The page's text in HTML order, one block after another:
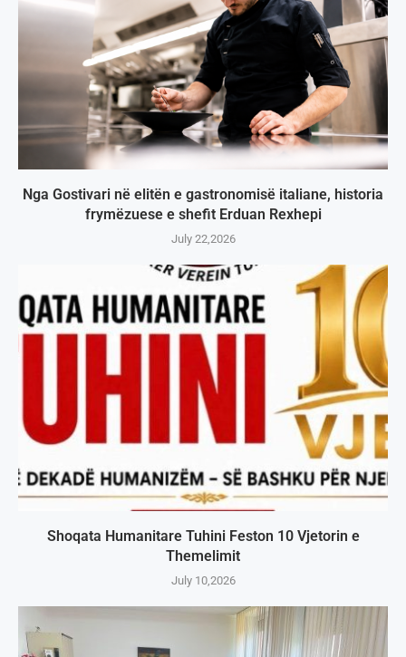
Nga Gostivari në elitën e gastronomisë italiane, historia
frymëzuese e shefit Erduan Rexhepi
July 22,2026
Shoqata Humanitare Tuhini Feston 10 Vjetorin e
Themelimit
July 10,2026